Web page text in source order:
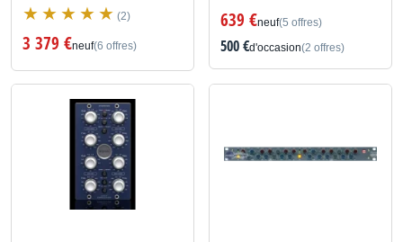
(2)
3 379 €neuf(6 offres)
639 €neuf(5 offres)
500 €d'occasion(2 offres)